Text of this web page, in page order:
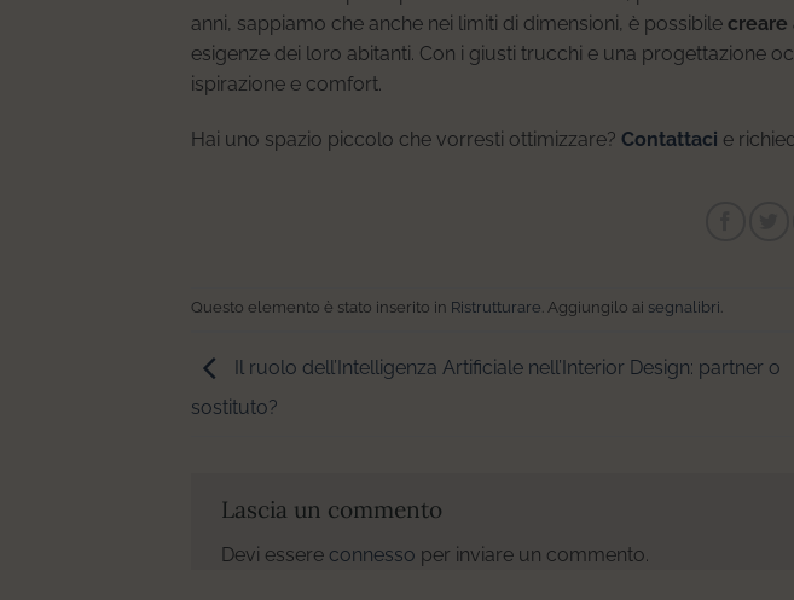
anni, sappiamo che anche nei limiti di dimensioni, è possibile creare
esigenze dei loro abitanti. Con i giusti trucchi e una progettazione
ispirazione e comfort.
Hai uno spazio piccolo che vorresti ottimizzare? Contattaci e
Questo elemento è stato inserito in Ristrutturare . Aggiungilo ai segnalibri
Il ruolo dell’Intelligenza Artificiale nell’Interior Design: partner o
sostituto?
Lascia un commento
Devi essere connesso per inviare un commento.